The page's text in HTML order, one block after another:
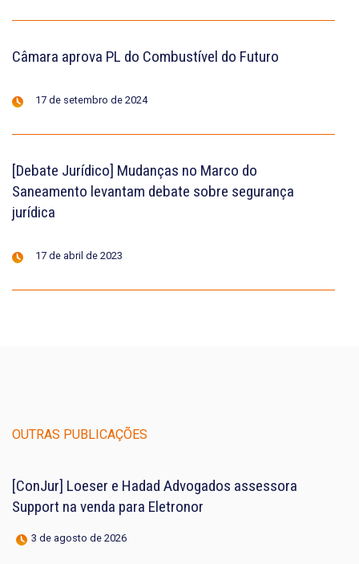
Câmara aprova PL do Combustível do Futuro
17 de setembro de 2024
[Debate Jurídico] Mudanças no Marco do
Saneamento levantam debate sobre segurança
jurídica
17 de abril de 2023
OUTRAS PUBLICAÇÕES
[ConJur] Loeser e Hadad Advogados assessora
Support na venda para Eletronor
3 de agosto de 2026